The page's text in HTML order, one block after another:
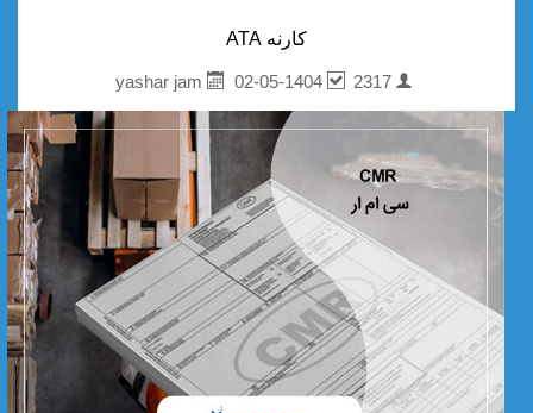
کارنه ATA
yashar jam
02-05-1404 2317